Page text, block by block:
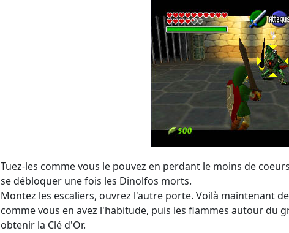
Tuez-les comme vous le pouvez en perdant le moins de
se débloquer une fois les Dinolfos morts.
Montez les escaliers, ouvrez l'autre porte. Voilà maintenant
comme vous en avez l'habitude, puis les flammes autour du
obtenir la Clé d'Or.